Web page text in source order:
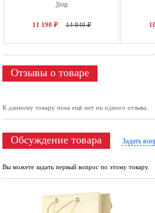
Худи
11 190 ₽ 14 840 ₽
Отзывы о товаре
К данному товару пока ещё нет ни одного отзыва.
Обсуждение товара Задать
Вы можете задать первый вопрос по этому товару.